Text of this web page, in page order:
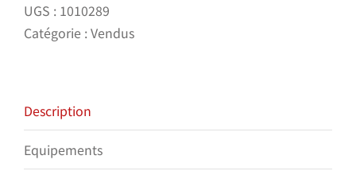
UGS : 1010289
Catégorie :Vendus
Description
Equipements